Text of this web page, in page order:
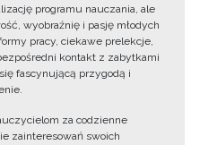
programu nauczania, ale
wyobraźnię i pasję młodych
pracy, ciekawe prelekcje,
kontakt z zabytkami
fascynującą przygodą i
za codzienne
zainteresowań swoich